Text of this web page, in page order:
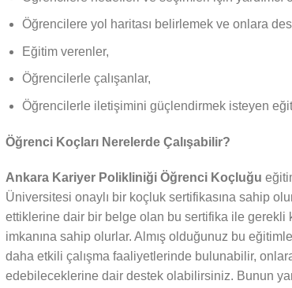
Öğrencilere yol haritası belirlemek ve onlara
Eğitim verenler,
Öğrencilerle çalışanlar,
Öğrencilerle iletişimini güçlendirmek isteyen
Öğrenci Koçları Nerelerde Çalışabilir?
Ankara Kariyer Polikliniği Öğrenci Koçluğu
Üniversitesi onaylı bir koçluk sertifikasına sahip
ettiklerine dair bir belge olan bu sertifika ile gerekli
imkanına sahip olurlar. Almış olduğunuz bu
daha etkili çalışma faaliyetlerinde bulunabilir,
edebileceklerine dair destek olabilirsiniz. Bunun